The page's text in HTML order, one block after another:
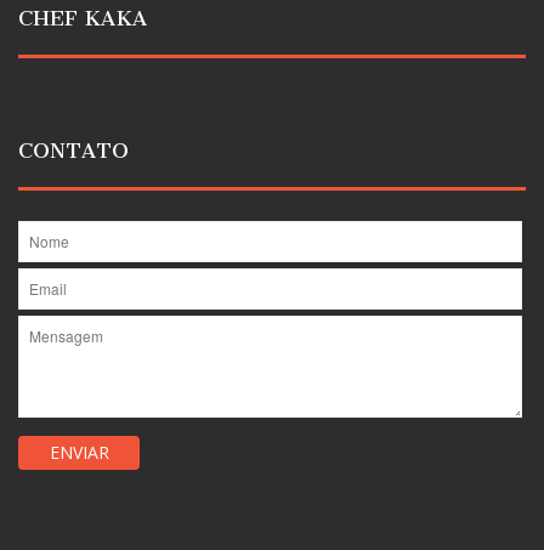
CHEF KAKA
CONTATO